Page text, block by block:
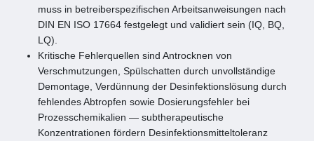
muss in betreiberspezifischen Arbeitsanweisungen nach
DIN EN ISO 17664 festgelegt und validiert sein (IQ, BQ,
LQ).
Kritische Fehlerquellen sind Antrocknen von
Verschmutzungen, Spülschatten durch unvollständige
Demontage, Verdünnung der Desinfektionslösung durch
fehlendes Abtropfen sowie Dosierungsfehler bei
Prozesschemikalien — subtherapeutische
Konzentrationen fördern Desinfektionsmitteltoleranz